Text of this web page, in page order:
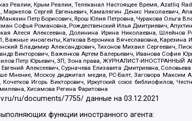
Крым.Реалии, Телеканал Настоящее Время, Azatliq
Сергей Евгеньевич, Камалягин Денис Николаевич,
Петр Борисович, Ярош Юлия Петровна, Чуракова Ольга
Софья Романовна, Рождественский Илья Дмитриевич,
Алеся Алексеевна, Долинина Ирина Николаевна,
Важные иноагенты, Каткова Вероника Вячеславовна,
Владимир Александрович, Тихонов Михаил Сергеевич,
Викторович, Важенков Артем Валерьевич, Иванова София
Петр Юрьевич, ЗП, Зона права, ЖУРНАЛИСТ-ИНОСТРАННЫЙ
Алексеевич, Сурначева Елизавета Дмитриевна,
Мнение, Москоу диджитал медиа, РС-Балт, Заговора Максим
Игорь Викторович, Иркутский союз библиофилов,
Хисамова Регина Фаритовна
ru/documents/7755/ данные на03.12.2021
функции иностранного агента: